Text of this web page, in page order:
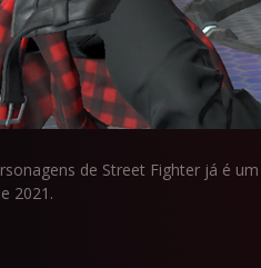
de Street Fighter já é
2021.